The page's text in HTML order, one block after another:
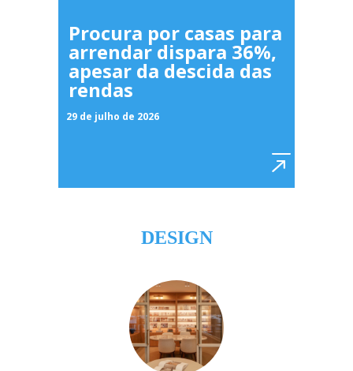
Procura por casas para
arrendar dispara 36%,
apesar da descida das
rendas
29 de julho de 2026
DESIGN